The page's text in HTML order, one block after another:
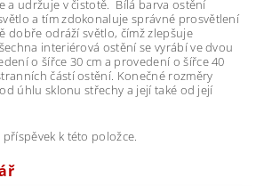
a udržuje v čistotě. Bílá barva ostění
a tím zdokonaluje správné prosvětlení
dobře odráží světlo, čímž zlepšuje
interiérová ostění se vyrábí ve dvou
o šířce 30 cm a provedení o šířce 40
částí ostění. Konečné rozměry
úhlu sklonu střechy a její také od její
k této položce.